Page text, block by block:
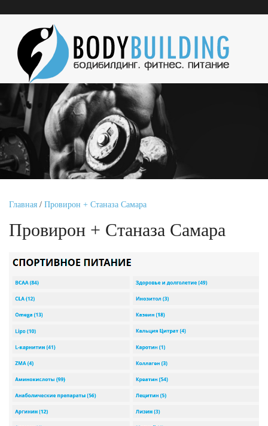
Главная / Провирон + Станаза Самара
Провирон + Станаза Самара